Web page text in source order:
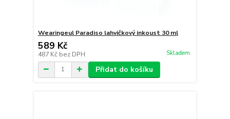
Wearingeul Paradiso lahvičkový inkoust 30 ml
589 Kč
487 Kč bez DPH Skladem
Přidat do košíku